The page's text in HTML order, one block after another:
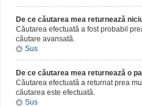
De ce căutarea mea returnează
Căutarea efectuată a fost probabil
căutare avansată.
Sus
De ce căutarea mea returnează o
Căutarea efectuată a returnat prea
căutarea este efectuată.
Sus